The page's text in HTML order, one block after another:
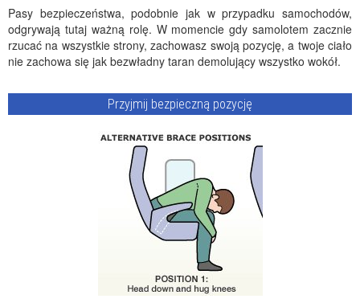
Pasy bezpieczeństwa, podobnie jak w przypadku samochodów,
odgrywają tutaj ważną rolę. W momencie gdy samolotem zacznie
rzucać na wszystkie strony, zachowasz swoją pozycję, a twoje ciało
nie zachowa się jak bezwładny taran demolujący wszystko wokół.
Przyjmij bezpieczną pozycję